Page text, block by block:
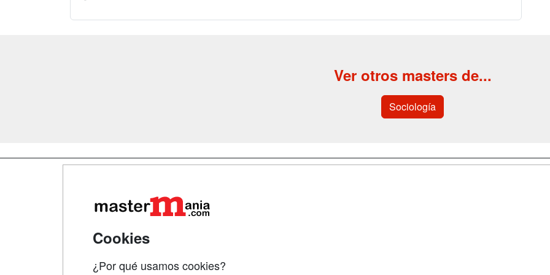
Ver otros masters de...
Sociología
Cookies
¿Por qué usamos cookies?